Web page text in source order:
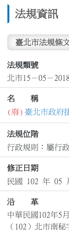
法規資訊
臺北市法規條
法規類號
北市15－05－
名 稱
(廢) 臺北市政府
法規位階
行政規則：屬行
修正日期
民國 102 年 05
沿 革
中華民國102年5
（102）北市南